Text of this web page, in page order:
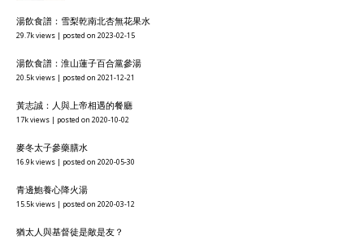
湯飲食譜：雪梨乾南北杏無花果水
29.7k views | posted on 2023-02-15
湯飲食譜：淮山蓮子百合黨參湯
20.5k views | posted on 2021-12-21
黃志誠：人與上帝相遇的餐廳
17k views | posted on 2020-10-02
麥冬太子參藥膳水
16.9k views | posted on 2020-05-30
青邊鮑養心降火湯
15.5k views | posted on 2020-03-12
猶太人與基督徒是敵是友？